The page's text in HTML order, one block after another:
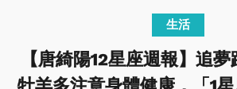
生活
【唐綺陽12星座週報】追夢